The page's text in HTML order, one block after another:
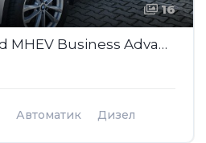
16
BMW X3 xDrive20d MHEV Business Advantage AT (SAJ022)
Автоматик
Дизел